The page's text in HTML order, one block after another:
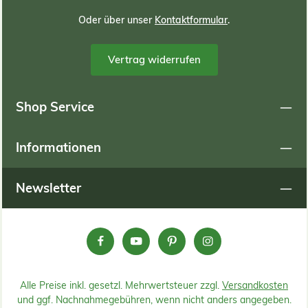
Oder über unser Kontaktformular.
Vertrag widerrufen
Shop Service
Informationen
Newsletter
Alle Preise inkl. gesetzl. Mehrwertsteuer zzgl. Versandkosten
und ggf. Nachnahmegebühren, wenn nicht anders angegeben.